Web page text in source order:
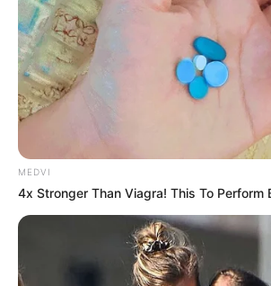
Busting Movie Myths! Common
Reflect Reality
BRAINBERRIES
When Fame Meets Fragility: 6
Won't Forget
BRAINBERRIES
MEDVI
4x Stronger Than Viagra! This To Perform